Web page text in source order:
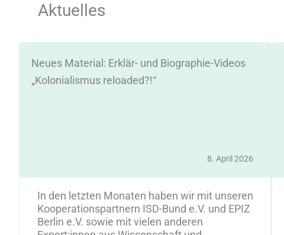
Aktuelles
Neues Material: Erklär- und Biographie-Videos
„Kolonialismus reloaded?!“
8. April 2026
In den letzten Monaten haben wir mit unseren
Kooperationspartnern ISD-Bund e.V. und EPIZ
Berlin e.V. sowie mit vielen anderen